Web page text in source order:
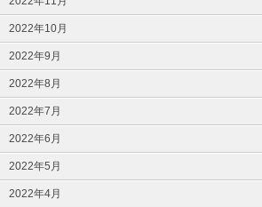
2022年10月
2022年9月
2022年8月
2022年7月
2022年6月
2022年5月
2022年4月